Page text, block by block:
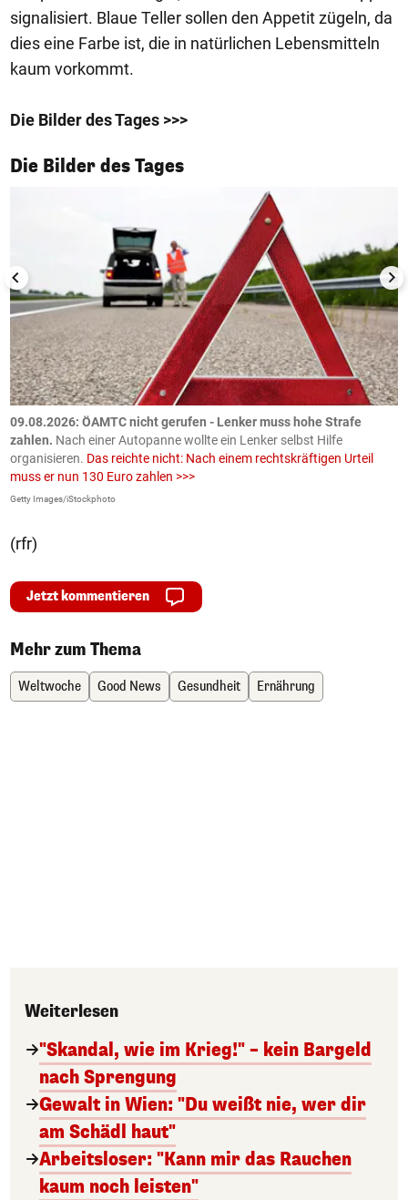
signalisiert. Blaue Teller sollen den Appetit zügeln, da
dies eine Farbe ist, die in natürlichen Lebensmitteln
kaum vorkommt.
Die Bilder des Tages >>>
Die Bilder des Tages
1/50
09.08.2026: ÖAMTC nicht gerufen - Lenker muss hohe Strafe
zahlen. Nach einer Autopanne wollte ein Lenker selbst Hilfe
organisieren. Das reichte nicht: Nach einem rechtskräftigen Urteil
muss er nun 130 Euro zahlen >>>
Getty Images/iStockphoto
(rfr)
Jetzt kommentieren
Mehr zum Thema
Weltwoche Good News Gesundheit Ernährung
Weiterlesen
"Skandal, wie im Krieg!" – kein Bargeld
nach Sprengung
Gewalt in Wien: "Du weißt nie, wer dir
am Schädl haut"
Arbeitsloser: "Kann mir das Rauchen
kaum noch leisten"